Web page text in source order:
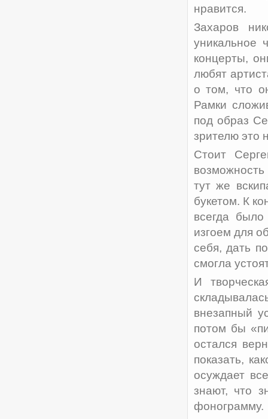
нравится.
Захаров
уникальное
концерты,
любят
о том, что
Рамки
под образ
зрителю это
Стоит
тут же
букетом. К
всегда
изгоем для
себя, дать
смогла
И
внезапный
потом бы
остался
показать,
осуждает
знают, что
фонограмму.